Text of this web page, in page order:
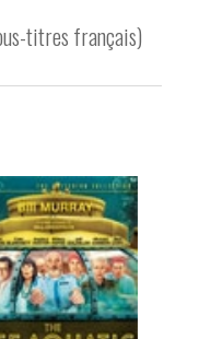
titres français)